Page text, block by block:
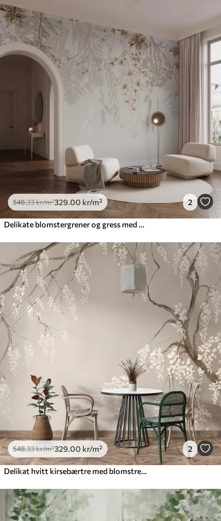
548.33kr/m²329.00 kr/m² 2
Delikate blomstergrener og gress med hvite, grå og beige blomster som faller nedover en lys bakgrunn
548.33kr/m²329.00 kr/m² 2
Delikat hvitt kirsebærtre med blomstrende blomster på grener mot beige bakgrunn